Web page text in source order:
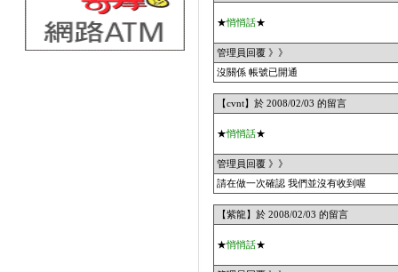
★悄悄話★
管理員回覆 》》
沒關係 帳號已開通
【cvnt】於 2008/02/03 的留言
★悄悄話★
管理員回覆 》》
請在做一次確認 我們並沒有收到喔
【紫龍】於 2008/02/03 的留言
★悄悄話★